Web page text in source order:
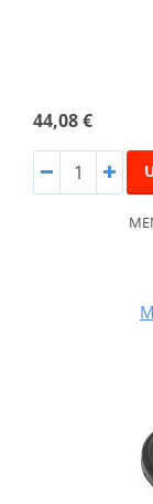
44,08 €